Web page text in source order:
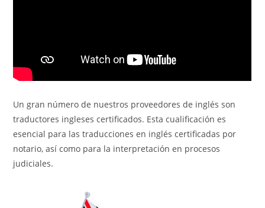
Un gran número de nuestros proveedores de inglés son
traductores ingleses certificados. Esta cualificación es
esencial para las traducciones en inglés certificadas por
notario, así como para la interpretación en procesos
judiciales.